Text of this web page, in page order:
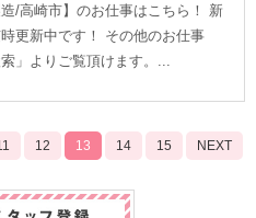
造/高崎市】のお仕事はこちら！ 新
更新中です！ その他のお仕事
」よりご覧頂けます。...
12 13 14 15 NEXT